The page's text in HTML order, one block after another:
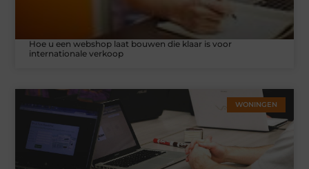
Hoe u een webshop laat bouwen die klaar is voor
internationale verkoop
WONINGEN